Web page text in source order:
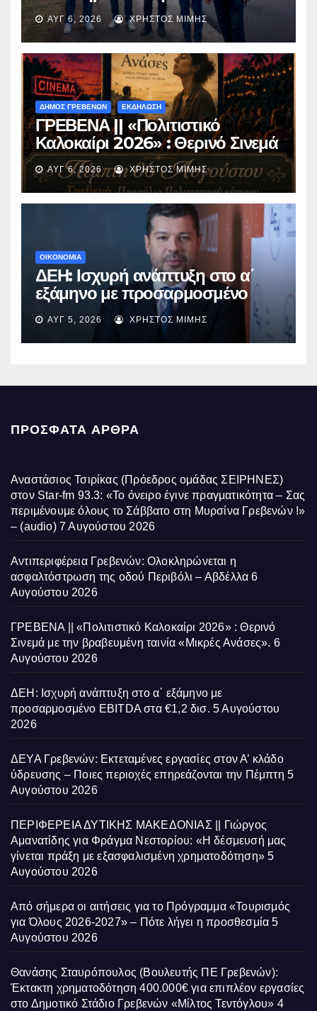
ασφαλτόστρωση της οδού
Περιβόλι – Αβδέλλα
ΑΥΓ 6, 2026 ΧΡΉΣΤΟΣ ΜΊΜΗΣ
ΔΗΜΟΣ ΓΡΕΒΕΝΩΝ ΕΚΔΗΛΩΣΗ
ΓΡΕΒΕΝΑ || «Πολιτιστικό
Καλοκαίρι 2026» : Θερινό Σινεμά
με την βραβευμένη ταινία
«Μικρές Ανάσες».
ΑΥΓ 6, 2026 ΧΡΉΣΤΟΣ ΜΊΜΗΣ
ΟΙΚΟΝΟΜΙΑ
ΔΕΗ: Ισχυρή ανάπτυξη στο α΄
εξάμηνο με προσαρμοσμένο
EBITDA στα €1,2 δισ.
ΑΥΓ 5, 2026 ΧΡΉΣΤΟΣ ΜΊΜΗΣ
ΠΡΌΣΦΑΤΑ ΆΡΘΡΑ
Αναστάσιος Τσιρίκας (Πρόεδρος ομάδας ΣΕΙΡΗΝΕΣ)
στον Star-fm 93.3: «Το όνειρο έγινε πραγματικότητα – Σας
περιμένουμε όλους το Σάββατο στη Μυρσίνα Γρεβενών !»
– (audio) 7 Αυγούστου 2026
Αντιπεριφέρεια Γρεβενών: Ολοκληρώνεται η
ασφαλτόστρωση της οδού Περιβόλι – Αβδέλλα 6
Αυγούστου 2026
ΓΡΕΒΕΝΑ || «Πολιτιστικό Καλοκαίρι 2026» : Θερινό
Σινεμά με την βραβευμένη ταινία «Μικρές Ανάσες». 6
Αυγούστου 2026
ΔΕΗ: Ισχυρή ανάπτυξη στο α΄ εξάμηνο με
προσαρμοσμένο EBITDA στα €1,2 δισ. 5 Αυγούστου
2026
ΔΕΥΑ Γρεβενών: Εκτεταμένες εργασίες στον Α’ κλάδο
ύδρευσης – Ποιες περιοχές επηρεάζονται την Πέμπτη 5
Αυγούστου 2026
ΠΕΡΙΦΕΡΕΙΑ ΔΥΤΙΚΗΣ ΜΑΚΕΔΟΝΙΑΣ || Γιώργος
Αμανατίδης για Φράγμα Νεστορίου: «Η δέσμευσή μας
γίνεται πράξη με εξασφαλισμένη χρηματοδότηση» 5
Αυγούστου 2026
Από σήμερα οι αιτήσεις για το Πρόγραμμα «Τουρισμός
για Όλους 2026-2027» – Πότε λήγει η προσθεσμία 5
Αυγούστου 2026
Θανάσης Σταυρόπουλος (Βουλευτής ΠΕ Γρεβενών):
Έκτακτη χρηματοδότηση 400.000€ για επιπλέον εργασίες
στο Δημοτικό Στάδιο Γρεβενών «Μίλτος Τεντόγλου» 4